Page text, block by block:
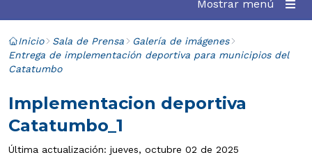
Mostrar menú
Inicio Sala de Prensa
Galería de imágenes
Entrega de implementación deportiva para municipios del
Catatumbo
Implementacion deportiva
Catatumbo_1
Última actualización: jueves, octubre 02 de 2025